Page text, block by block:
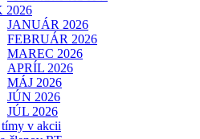
2026
JANUÁR 2026
FEBRUÁR 2026
MAREC 2026
APRÍL 2026
MÁJ 2026
JÚN 2026
JÚL 2026
v akcii